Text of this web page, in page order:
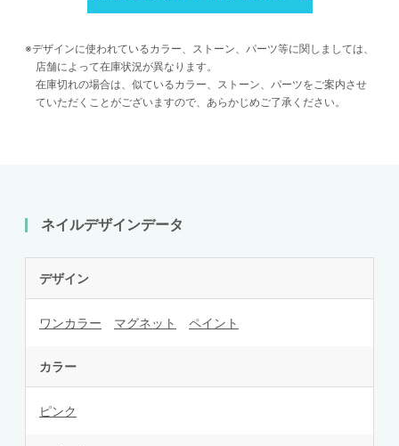
デザインに使われているカラー、ストーン、パーツ等に関しましては、
店舗によって在庫状況が異なります。
在庫切れの場合は、似ているカラー、ストーン、パーツをご案内させ
ていただくことがございますので、あらかじめご了承ください。
ネイルデザインデータ
デザイン
ワンカラー マグネット ペイント
カラー
ピンク